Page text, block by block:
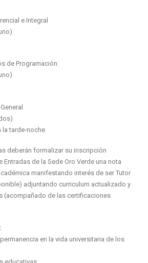
e Integral
de Programación
la tarde-noche
deberán formalizar su inscripción
de la Sede Oro Verde una nota
manifestando interés de ser Tutor
adjuntando curriculum actualizado y
(acompañado de las certificaciones
en la vida universitaria de los